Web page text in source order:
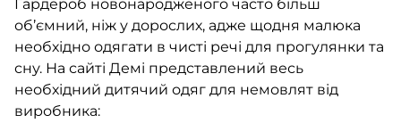
Гардероб новонародженого часто більш
об’ємний, ніж у дорослих, адже щодня малюка
необхідно одягати в чисті речі для прогулянки та
сну. На сайті Демі представлений весь
необхідний дитячий одяг для немовлят від
виробника: